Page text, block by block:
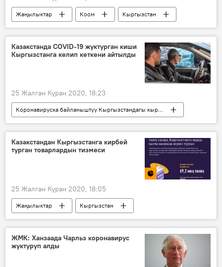
Жаңылыктар Коом
Кыргызстан
Коронавируска байланыштуу Кыргызстандагы кырдаал
Кыргызстандагы коронавирус жуктуруп алгандар
Сооронбай Жээнбеков
коронавирус
Казакстанда COVID-19 жуктурган киши
Кыргызстанга келип кеткени айтылды
25 Жалган Куран 2020, 18:23
Коронавируска байланыштуу Кыргызстандагы кырдаал
Кыргызстандагы коронавирус жуктуруп алгандар
Жаңылыктар
Окуялар
Кыргызстан
Азия
коронавирус
Казакстандан Кыргызстанга кирбей
турган товарлардын тизмеси
25 Жалган Куран 2020, 18:05
Жаңылыктар
Кыргызстан
Экономика
Казакстан
товар
азык-түлүк
ЖМК: Ханзаада Чарльз коронавирус
жуктуруп алды